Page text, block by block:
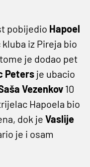
pobijedio Hapoel
iz Pireja bio
je dodao pet
Peters je ubacio
Vezenkov 10
Hapoela bio
dok je Vaslije
je i osam